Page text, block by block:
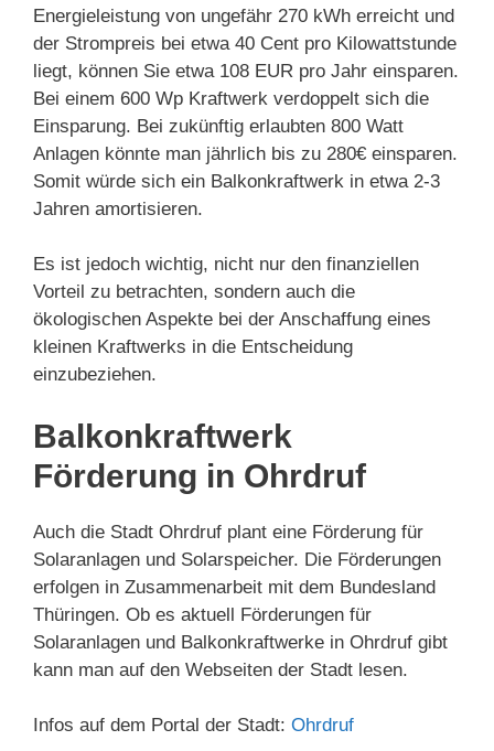
Energieleistung von ungefähr 270 kWh erreicht und
der Strompreis bei etwa 40 Cent pro Kilowattstunde
liegt, können Sie etwa 108 EUR pro Jahr einsparen.
Bei einem 600 Wp Kraftwerk verdoppelt sich die
Einsparung. Bei zukünftig erlaubten 800 Watt
Anlagen könnte man jährlich bis zu 280€ einsparen.
Somit würde sich ein Balkonkraftwerk in etwa 2-3
Jahren amortisieren.
Es ist jedoch wichtig, nicht nur den finanziellen
Vorteil zu betrachten, sondern auch die
ökologischen Aspekte bei der Anschaffung eines
kleinen Kraftwerks in die Entscheidung
einzubeziehen.
Balkonkraftwerk
Förderung in Ohrdruf
Auch die Stadt Ohrdruf plant eine Förderung für
Solaranlagen und Solarspeicher. Die Förderungen
erfolgen in Zusammenarbeit mit dem Bundesland
Thüringen. Ob es aktuell Förderungen für
Solaranlagen und Balkonkraftwerke in Ohrdruf gibt
kann man auf den Webseiten der Stadt lesen.
Infos auf dem Portal der Stadt: Ohrdruf